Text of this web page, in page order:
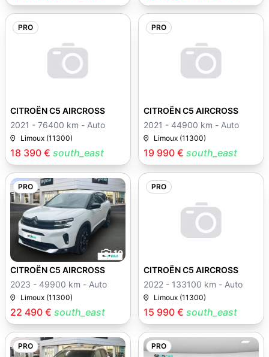
PRO
18 390 € south_east
CITROËN C5 AIRCROSS
2021 - 76400 km - Auto
Limoux (11300)
PRO
19 990 € south_east
CITROËN C5 AIRCROSS
2021 - 44900 km - Auto
Limoux (11300)
PRO
19
22 490 € south_east
CITROËN C5 AIRCROSS
2023 - 49900 km - Auto
Limoux (11300)
PRO
15 990 € south_east
CITROËN C5 AIRCROSS
2022 - 133100 km - Auto
Limoux (11300)
PRO PRO